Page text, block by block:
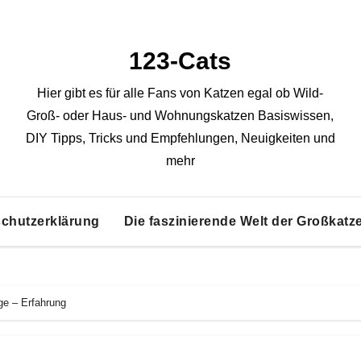
123-Cats
Hier gibt es für alle Fans von Katzen egal ob Wild-
Groß- oder Haus- und Wohnungskatzen Basiswissen,
DIY Tipps, Tricks und Empfehlungen, Neuigkeiten und
mehr
Die faszinierende Welt der
– Erfahrung